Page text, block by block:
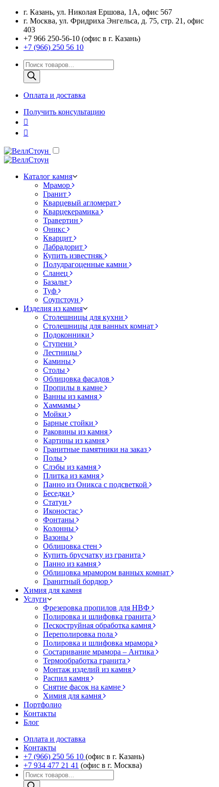
г. Казань, ул. Николая Ершова, 1А, офис 567
г. Москва, ул. Фридриха Энгельса, д. 75, стр. 21, офис
403
+7 966 250-56-10 (офис в г. Казань)
+7 (966) 250 56 10
Поиск
товаров
Оплата и доставка
Получить консультацию
Каталог камня
Мрамор
Гранит
Кварцевый агломерат
Кварцекерамика
Травертин
Оникс
Кварцит
Лабрадорит
Купить известняк
Полудрагоценные камни
Сланец
Базальт
Туф
Соупстоун
Изделия из камня
Столешницы для кухни
Столешницы для ванных комнат
Подоконники
Ступени
Лестницы
Камины
Столы
Облицовка фасадов
Пропилы в камне
Ванны из камня
Хаммамы
Мойки
Барные стойки
Раковины из камня
Картины из камня
Гранитные памятники на заказ
Полы
Слэбы из камня
Плитка из камня
Панно из Оникса с подсветкой
Беседки
Статуи
Иконостас
Фонтаны
Колонны
Вазоны
Облицовка стен
Купить брусчатку из гранита
Панно из камня
Облицовка мрамором ванных комнат
Гранитный бордюр
Химия для камня
Услуги
Фрезеровка пропилов для НВФ
Полировка и шлифовка гранита
Пескоструйная обработка камня
Переполировка пола
Полировка и шлифовка мрамора
Состаривание мрамора – Антика
Термообработка гранита
Монтаж изделий из камня
Распил камня
Снятие фасок на камне
Химия для камня
Портфолио
Контакты
Блог
Оплата и доставка
Контакты
+7 (966) 250 56 10 (офис в г. Казань)
+7 934 477 21 41 (офис в г. Москва)
Поиск
товаров